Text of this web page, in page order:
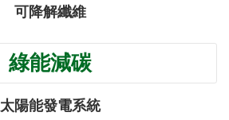
可降解纖維
綠能減碳
太陽能發電系統